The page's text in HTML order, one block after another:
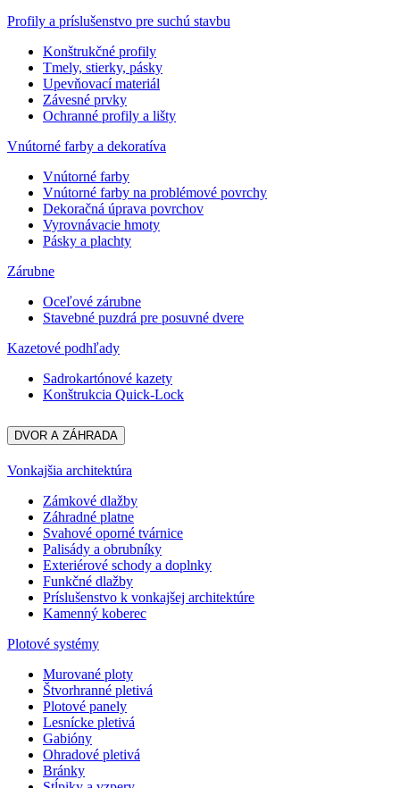
Profily a príslušenstvo pre suchú stavbu
Konštrukčné profily
Tmely, stierky, pásky
Upevňovací materiál
Závesné prvky
Ochranné profily a lišty
Vnútorné farby a dekoratíva
Vnútorné farby
Vnútorné farby na problémové povrchy
Dekoračná úprava povrchov
Vyrovnávacie hmoty
Pásky a plachty
Zárubne
Oceľové zárubne
Stavebné puzdrá pre posuvné dvere
Kazetové podhľady
Sadrokartónové kazety
Konštrukcia Quick-Lock
DVOR A ZÁHRADA
Vonkajšia architektúra
Zámkové dlažby
Záhradné platne
Svahové oporné tvárnice
Palisády a obrubníky
Exteriérové schody a doplnky
Funkčné dlažby
Príslušenstvo k vonkajšej architektúre
Kamenný koberec
Plotové systémy
Murované ploty
Štvorhranné pletivá
Plotové panely
Lesnícke pletivá
Gabióny
Ohradové pletivá
Bránky